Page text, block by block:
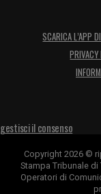
SCARICA L’APP
PRIVACY
gestisci il consenso
Copyright 2026 ©
Stampa Tribunale
Operatori di